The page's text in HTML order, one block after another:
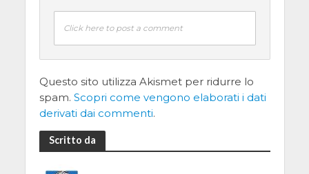
Click here to post a comment
Questo sito utilizza Akismet per ridurre lo
spam. Scopri come vengono elaborati i dati
derivati dai commenti.
Scritto da